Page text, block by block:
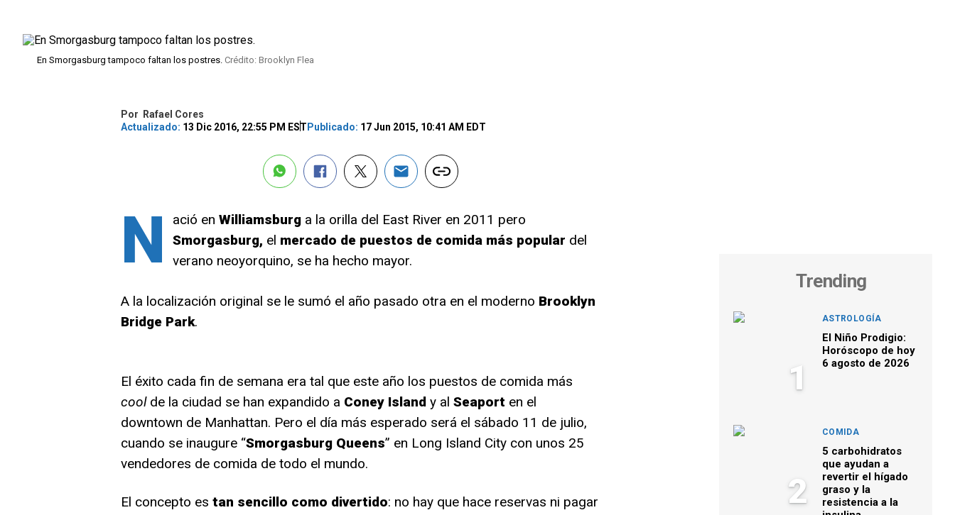
En Smorgasburg tampoco faltan los postres. Crédito: Brooklyn Flea
Por
Rafael Cores
Actualizado: 13 Dic 2016, 22:55 PM EST Publicado: 17 Jun 2015, 10:41 AM EDT
N ació en Williamsburga la orilla del East River en 2011 pero
Smorgasburg, el mercado de puestos de comida más popular del
verano neoyorquino, se ha hecho mayor.
A la localización original se le sumó el año pasado otra en el moderno Brooklyn
Bridge Park.
El éxito cada fin de semana era tal que este año los puestos de comida más
coolde la ciudad se han expandido a Coney Islandy al Seaport en el
downtown de Manhattan. Pero el día más esperado será el sábado 11 de julio,
cuando se inaugure “Smorgasburg Queens” en Long Island City con unos 25
vendedores de comida de todo el mundo.
El concepto es tan sencillo como divertido: no hay que hace reservas ni pagar
Trending
1
ASTROLOGÍA
El Niño Prodigio:
Horóscopo de hoy
6 agosto de 2026
2
COMIDA
5 carbohidratos
que ayudan a
revertir el hígado
graso y la
resistencia a la